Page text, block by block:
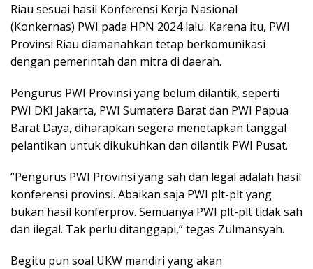
Riau sesuai hasil Konferensi Kerja Nasional
(Konkernas) PWI pada HPN 2024 lalu. Karena itu, PWI
Provinsi Riau diamanahkan tetap berkomunikasi
dengan pemerintah dan mitra di daerah.
Pengurus PWI Provinsi yang belum dilantik, seperti
PWI DKI Jakarta, PWI Sumatera Barat dan PWI Papua
Barat Daya, diharapkan segera menetapkan tanggal
pelantikan untuk dikukuhkan dan dilantik PWI Pusat.
“Pengurus PWI Provinsi yang sah dan legal adalah hasil
konferensi provinsi. Abaikan saja PWI plt-plt yang
bukan hasil konferprov. Semuanya PWI plt-plt tidak sah
dan ilegal. Tak perlu ditanggapi,” tegas Zulmansyah.
Begitu pun soal UKW mandiri yang akan